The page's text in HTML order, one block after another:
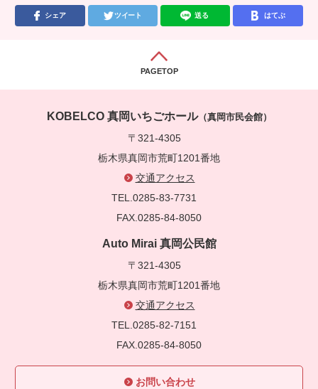
シェア ツイート 送る はてぶ
PAGETOP
KOBELCO 真岡いちごホール（真岡市民会館）
〒321-4305
栃木県真岡市荒町1201番地
交通アクセス
TEL.0285-83-7731
FAX.0285-84-8050
Auto Mirai 真岡公民館
〒321-4305
栃木県真岡市荒町1201番地
交通アクセス
TEL.0285-82-7151
FAX.0285-84-8050
お問い合わせ